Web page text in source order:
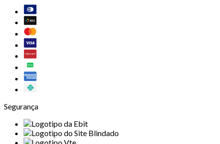
Segurança